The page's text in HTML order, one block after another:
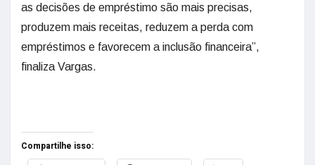
as decisões de empréstimo são mais precisas,
produzem mais receitas, reduzem a perda com
empréstimos e favorecem a inclusão financeira”,
finaliza Vargas.
Compartilhe isso: